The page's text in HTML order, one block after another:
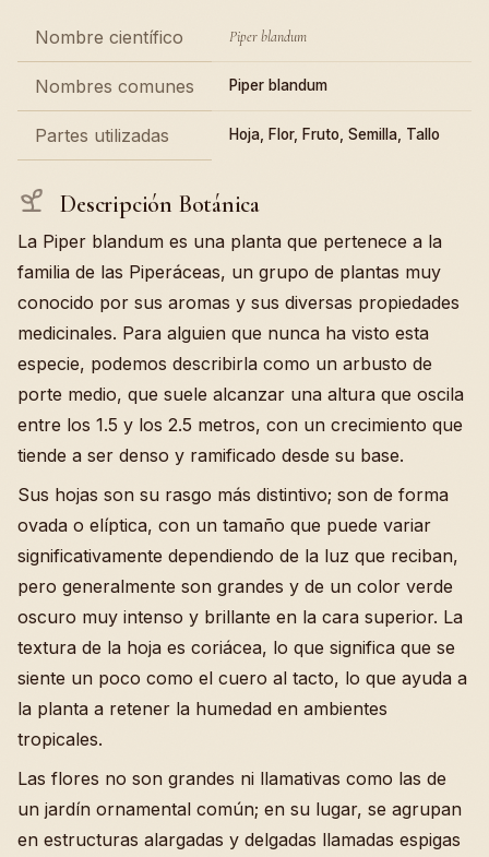
Nombre científico Piper blandum
Nombres comunes Piper blandum
Partes utilizadas Hoja, Flor, Fruto, Semilla, Tallo
Descripción Botánica
La Piper blandum es una planta que pertenece a la
familia de las Piperáceas, un grupo de plantas muy
conocido por sus aromas y sus diversas propiedades
medicinales. Para alguien que nunca ha visto esta
especie, podemos describirla como un arbusto de
porte medio, que suele alcanzar una altura que oscila
entre los 1.5 y los 2.5 metros, con un crecimiento que
tiende a ser denso y ramificado desde su base.
Sus hojas son su rasgo más distintivo; son de forma
ovada o elíptica, con un tamaño que puede variar
significativamente dependiendo de la luz que reciban,
pero generalmente son grandes y de un color verde
oscuro muy intenso y brillante en la cara superior. La
textura de la hoja es coriácea, lo que significa que se
siente un poco como el cuero al tacto, lo que ayuda a
la planta a retener la humedad en ambientes
tropicales.
Las flores no son grandes ni llamativas como las de
un jardín ornamental común; en su lugar, se agrupan
en estructuras alargadas y delgadas llamadas espigas